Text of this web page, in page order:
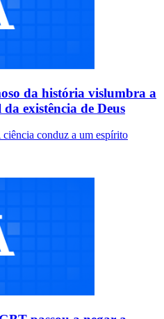
da história vislumbra a
existência de Deus
conduz a um espírito